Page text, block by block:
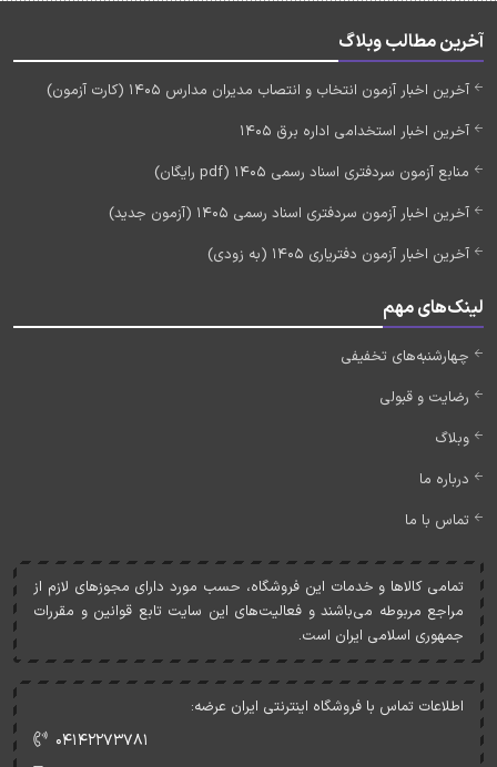
آخرین مطالب وبلاگ
آخرین اخبار آزمون انتخاب و انتصاب مدیران مدارس 1405 (کارت آزمون)
آخرین اخبار استخدامی اداره برق 1405
منابع آزمون سردفتری اسناد رسمی 1405 (pdf رایگان)
آخرین اخبار آزمون سردفتری اسناد رسمی 1405 (آزمون جدید)
آخرین اخبار آزمون دفتریاری 1405 (به زودی)
لینک‌های مهم
چهارشنبه‌های تخفیفی
رضایت و قبولی
وبلاگ
درباره ما
تماس با ما
تمامی کالاها و خدمات اين فروشگاه، حسب مورد دارای مجوزهای لازم از
مراجع مربوطه می‌باشند و فعاليت‌های اين سايت تابع قوانين و مقررات
جمهوری اسلامی ايران است.
اطلاعات تماس با فروشگاه اینترنتی ایران عرضه:
۰۴۱۴۲۲۷۳۷۸۱